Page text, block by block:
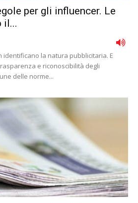
per gli influencer. Le
il...
identificano la natura pubblicitaria. E
e riconoscibilità degli
delle norme...